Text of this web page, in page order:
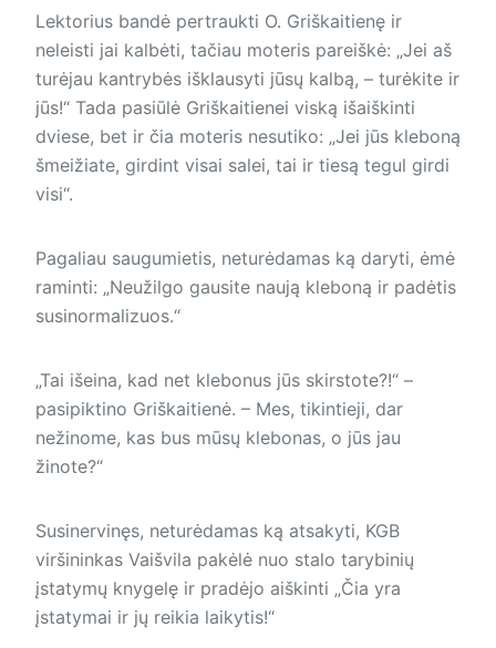
Lektorius bandė pertraukti O. Griškaitienę ir
neleisti jai kalbėti, tačiau moteris pareiškė: „Jei aš
turėjau kan­trybės išklausyti jūsų kalbą, – turėkite ir
jūs!“ Tada pasiūlė Griškaitienei viską išaiškinti
dviese, bet ir čia moteris nesutiko: „Jei jūs kleboną
šmeižiate, girdint visai salei, tai ir tiesą tegul girdi
visi“.
Pagaliau saugumietis, neturėdamas ką daryti, ėmė
raminti: „Neužilgo gausite naują kleboną ir padėtis
susinormalizuos.“
„Tai išeina, kad net klebonus jūs skirstote?!“ –
pasipiktino Griškaitienė. – Mes, tikintieji, dar
nežinome, kas bus mūsų klebonas, o jūs jau
žinote?“
Susinervinęs, neturėdamas ką atsakyti, KGB
viršininkas Vaišvila pakėlė nuo stalo tarybinių
įstatymų knygelę ir pradėjo aiškinti „Čia yra
įstatymai ir jų reikia laikytis!“